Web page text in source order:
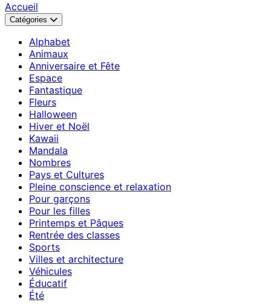
Accueil
Catégories
Alphabet
Animaux
Anniversaire et Fête
Espace
Fantastique
Fleurs
Halloween
Hiver et Noël
Kawaii
Mandala
Nombres
Pays et Cultures
Pleine conscience et relaxation
Pour garçons
Pour les filles
Printemps et Pâques
Rentrée des classes
Sports
Villes et architecture
Véhicules
Éducatif
Été